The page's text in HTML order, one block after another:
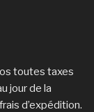
toutes taxes
jour de la
d’expédition.